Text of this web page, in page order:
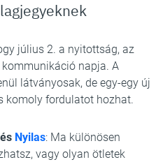
július 2. a nyitottság, az
napja. A
látványosak, de egy-egy új
komoly fordulatot hozhat.
Nyilas: Ma különösen
vagy olyan ötletek